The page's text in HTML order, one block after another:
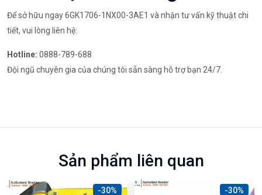
Để sở hữu ngay 6GK1706-1NX00-3AE1 và nhận tư vấn kỹ thuật chi
tiết, vui lòng liên hệ:
Hotline: 0888-789-688
Đội ngũ chuyên gia của chúng tôi sẵn sàng hỗ trợ bạn 24/7.
Sản phẩm liên quan
-30% -30%